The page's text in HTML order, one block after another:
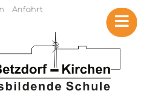
Anfahrt